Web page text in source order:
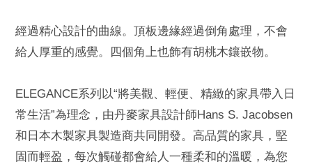
經過精心設計的曲線。頂板邊緣經過倒角處理，不會
給人厚重的感覺。四個角上也飾有胡桃木鑲嵌物。
ELEGANCE系列以“將美觀、輕便、精緻的家具帶入日
常生活”為理念，由丹麥家具設計師Hans S. Jacobsen
和日本木製家具製造商共同開發。高品質的家具，堅
固而輕盈，每次觸碰都會給人一種柔和的溫暖，為您